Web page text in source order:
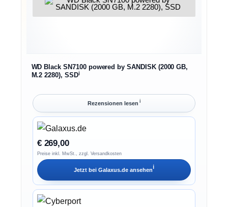
WD Black SN7100 powered by SANDISK (2000 GB,
M.2 2280), SSDℹ︎
Rezensionen lesen ℹ︎
€ 269,00
Preise inkl. MwSt., zzgl. Versandkosten
Jetzt bei Galaxus.de ansehenℹ︎